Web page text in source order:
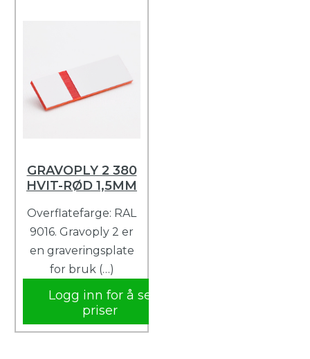
GRAVOPLY 2 380
HVIT-RØD 1,5MM
Overflatefarge: RAL
9016. Gravoply 2 er
en graveringsplate
for bruk (…)
Logg inn for å se
priser